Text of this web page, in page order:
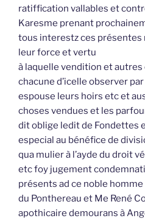
ratiffication vallables et
Karesme prenant
tous interestz ces présentes
leur force et vertu
à laquelle vendition et
chacune d’icelle observer
espouse leurs hoirs etc et
choses vendues et les
dit oblige ledit de Fondettes
especial au bénéfice de
qua mulier à l’ayde du droit
etc foy jugement
présents ad ce noble
du Ponthereau et Me René
apothicaire demourans à